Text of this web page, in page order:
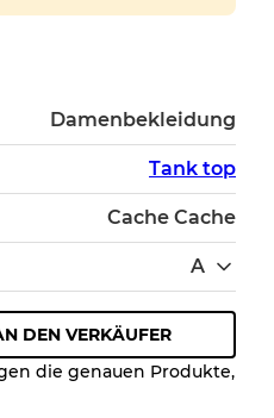
Damenbekleidung
Tank top
Cache Cache
A
eine Qualitätsstufe,
DEN VERKÄUFER
die genauen Produkte,